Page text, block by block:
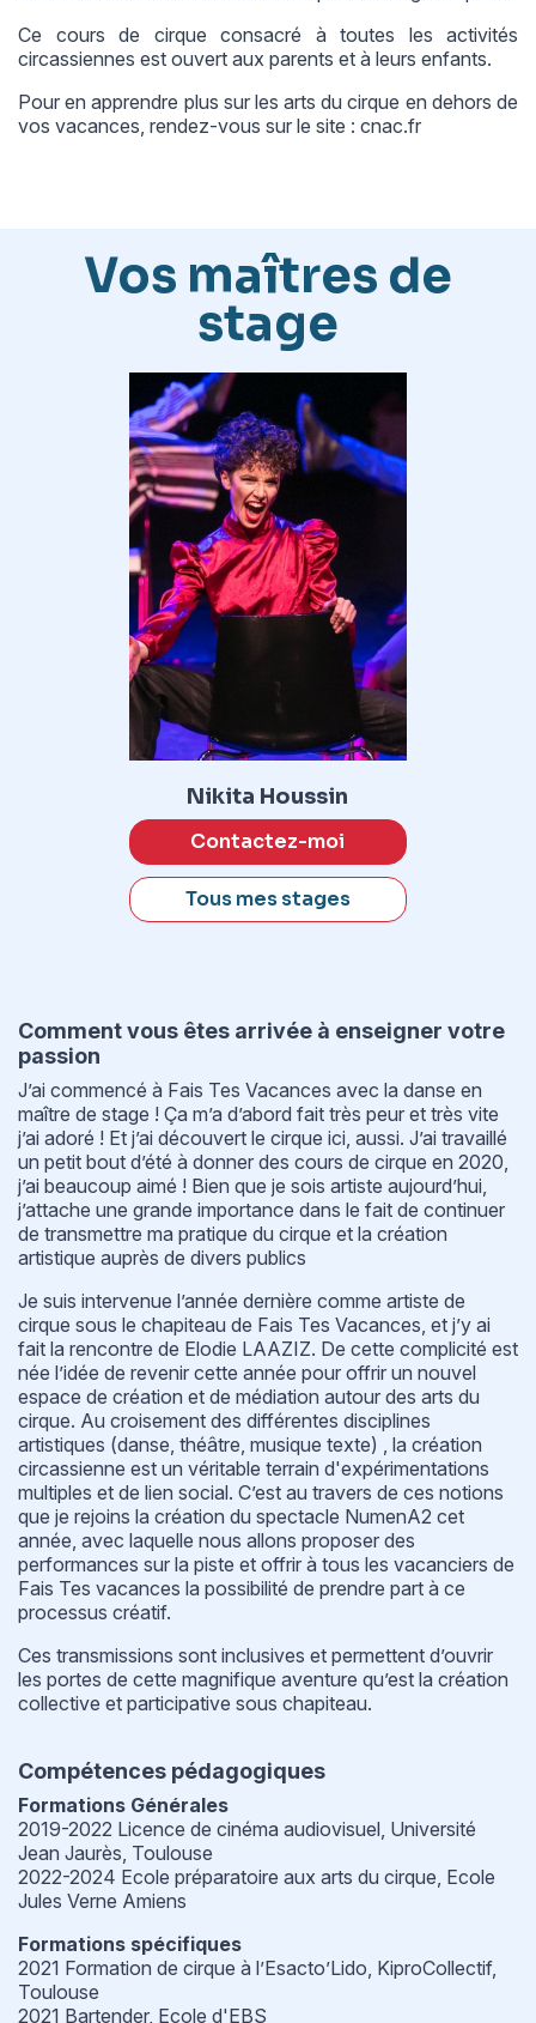
Ce cours de cirque consacré à toutes les activités
circassiennes est ouvert aux parents et à leurs enfants.
Pour en apprendre plus sur les arts du cirque en dehors de
vos vacances, rendez-vous sur le site : cnac.fr
Vos maîtres de
stage
Nikita Houssin
Contactez-moi
Tous mes stages
Comment vous êtes arrivée à enseigner votre
passion
J’ai commencé à Fais Tes Vacances avec la danse en
maître de stage ! Ça m’a d’abord fait très peur et très vite
j’ai adoré ! Et j’ai découvert le cirque ici, aussi. J’ai travaillé
un petit bout d’été à donner des cours de cirque en 2020,
j’ai beaucoup aimé ! Bien que je sois artiste aujourd’hui,
j’attache une grande importance dans le fait de continuer
de transmettre ma pratique du cirque et la création
artistique auprès de divers publics
Je suis intervenue l’année dernière comme artiste de
cirque sous le chapiteau de Fais Tes Vacances, et j’y ai
fait la rencontre de Elodie LAAZIZ. De cette complicité est
née l’idée de revenir cette année pour offrir un nouvel
espace de création et de médiation autour des arts du
cirque. Au croisement des différentes disciplines
artistiques (danse, théâtre, musique texte) , la création
circassienne est un véritable terrain d'expérimentations
multiples et de lien social. C’est au travers de ces notions
que je rejoins la création du spectacle NumenA2 cet
année, avec laquelle nous allons proposer des
performances sur la piste et offrir à tous les vacanciers de
Fais Tes vacances la possibilité de prendre part à ce
processus créatif.
Ces transmissions sont inclusives et permettent d’ouvrir
les portes de cette magnifique aventure qu’est la création
collective et participative sous chapiteau.
Compétences pédagogiques
Formations Générales
2019-2022 Licence de cinéma audiovisuel, Université
Jean Jaurès, Toulouse
2022-2024 Ecole préparatoire aux arts du cirque, Ecole
Jules Verne Amiens
Formations spécifiques
2021 Formation de cirque à l’Esacto’Lido, KiproCollectif,
Toulouse
2021 Bartender, Ecole d'EBS